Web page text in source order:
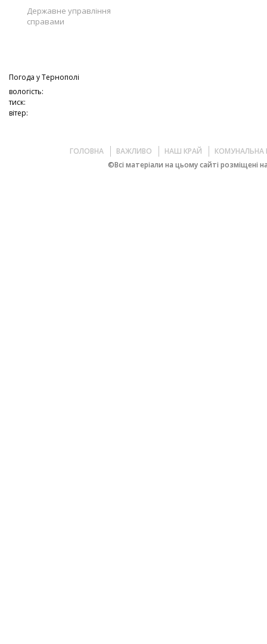
Державне управління
справами
Погода уТернополі
вологість:
тиск:
вітер:
ГОЛОВНА ВАЖЛИВО НАШ КРАЙ
КОМУНАЛЬНА
©Всі матеріали на цьому сайті розміщені